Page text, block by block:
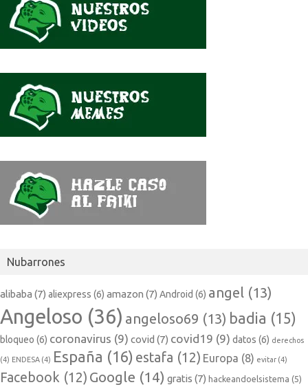
Nubarrones
alibaba (7) aliexpress (6) amazon (7) Android (6) angel (13)
Angeloso (36) angeloso69 (13) badia (15)
bloqueo (6) coronavirus (9) covid (7) covid19 (9) datos (6) derechos
(4) ENDESA (4) España (16) estafa (12) Europa (8) evitar (4)
Facebook (12) Google (14) gratis (7) hackeandoelsistema (5)